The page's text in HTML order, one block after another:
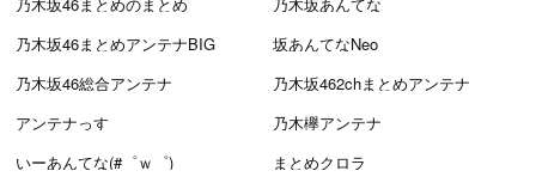
乃木坂46まとめアンテナBIG
坂あんてなNeo
乃木坂46総合アンテナ
乃木坂462chまとめアンテナ
アンテナっす
乃木欅アンテナ
いーあんてな(#゜ｗ゜)
まとめクロラ